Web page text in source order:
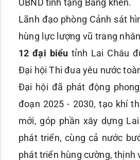
Lãnh đạo phòng Cảnh sát
hùng lực lượng vũ trang
12 đại biểu tỉnh Lai Châu
Đại hội Thi đua yêu nước
Đại hội đã phát động
đoạn 2025 - 2030, tạo khí
mới, góp phần xây dựng
phát triển, cùng cả nước
phát triển hùng cường, thịnh